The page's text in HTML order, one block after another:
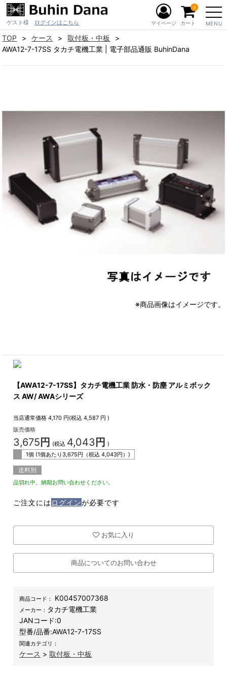
ゲスト様 ログインはこちら MENU
マイページ カート
0
TOP ケース
取付板・中板
AWA12-7-17SS タカチ電機工業 | 電子部品通販 BuhinDana
※商品画像はイメージです。
【AWA12-7-17SS】タカチ電機工業 防水・防塵 アルミボック
ス AW/ AWAシリーズ
当店通常価格 4,170 円(税込4,587 円 )
販売価格
3,675 円 (税込 4,043 円 )
1個 (1個あたり 3,675円（税込4,043円）)
送料別
品切れ中。納期お問い合わせください。
ご注文には ログインが必要です
お気に入り
商品についてのお問い合わせ
商品コード： K00457007368
メーカー： タカチ電機工業
JANコード:0
型番/品番:AWA12-7-17SS
関連カテゴリ：
ケース >取付板・中板